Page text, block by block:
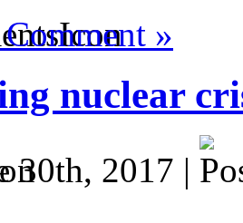
»
nuclear
30th, 2017 |